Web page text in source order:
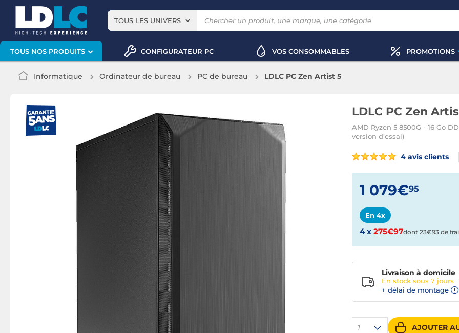
TOUS LES UNIVERS
TOUS NOS PRODUITS CONFIGURATEUR PC VOS CONSOMMABLES PROMOTIONS
Informatique Ordinateur de bureau PC de bureau LDLC PC Zen Artist 5
LDLC PC Zen
AMD Ryzen 5 8500G - 16 Go
version d'essai)
4 avis clients
1 079€95
En 4x
4 x 275€97dont 23€93 de
1 AJOUTER
Livraison à domicile
En stock sous 7 jours
+ délai de montage